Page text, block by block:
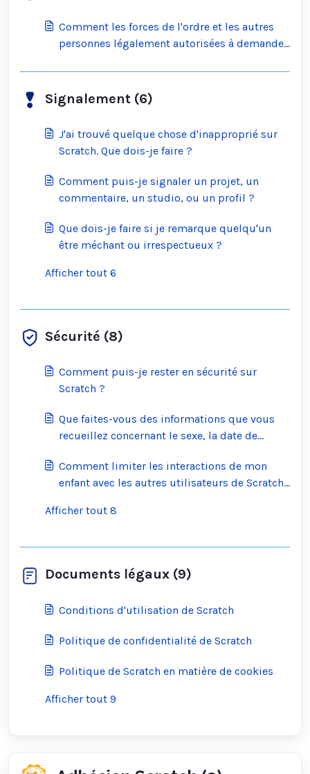
Comment les forces de l'ordre et les autres
personnes légalement autorisées à demander
Scratch ?
Signalement (6)
J'ai trouvé quelque chose d'inapproprié sur
Scratch. Que dois-je faire ?
Comment puis-je signaler un projet, un
commentaire, un studio, ou un profil ?
Que dois-je faire si je remarque quelqu'un
être méchant ou irrespectueux ?
Afficher tout 6
Sécurité (8)
Comment puis-je rester en sécurité sur
Scratch ?
Que faites-vous des informations que vous
recueillez concernant le sexe, la date de
Comment limiter les interactions de mon
enfant avec les autres utilisateurs de Scratch
Afficher tout 8
Documents légaux (9)
Conditions d'utilisation de Scratch
Politique de confidentialité de Scratch
Politique de Scratch en matière de cookies
Afficher tout 9